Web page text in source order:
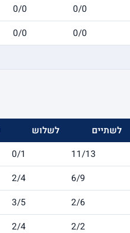
0/0
0/0
0/0
0/0
לשתיים לשלוש
11/13
0/1
6/9
2/4
2/6
3/5
2/2
2/4